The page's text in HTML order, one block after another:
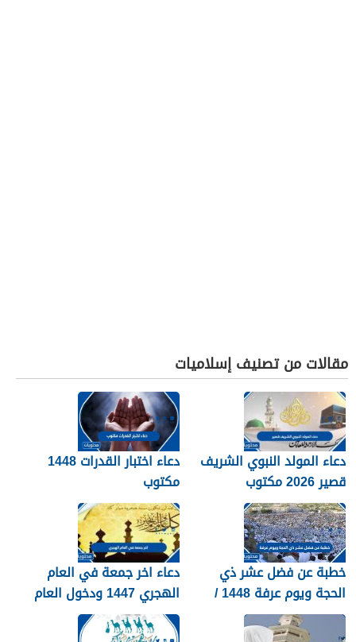
مقالات من تصنيف إسلاميات
دعاء المولد النبوي الشريف
قصير 2026 مكتوب
دعاء اختبار القدرات 1448
مكتوب
خطبة عن فضل عشر ذي
الحجة ويوم عرفة 1448 /
2026
دعاء اخر جمعة في العام
الهجري 1447 ودخول العام
الجديد 1448